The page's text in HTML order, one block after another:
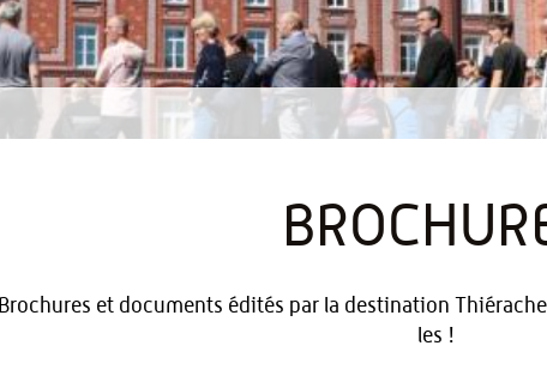
Brochures et documents édités par la destination
les !